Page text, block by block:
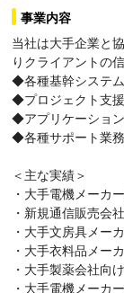
事業内容
当社は大手企業と
りクライアントの
◆各種基幹システ
◆プロジェクト支
◆アプリケーショ
◆各種サポート業
＜主な実績＞
・大手電機メーカ
・新規通信販売会
・大手文房具メー
・大手衣料品メー
・大手製薬会社向
・大手電機メーカ